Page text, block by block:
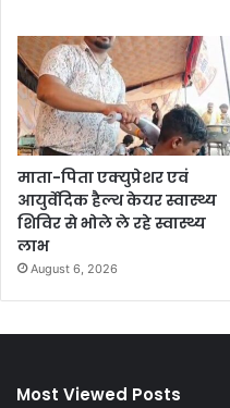
माता-पिता एक्युप्रेशर एवं
आयुर्वेदिक हैल्थ केयर स्वास्थ्य
शिविर से भोले ले रहे स्वास्थ्य
लाभ
August 6, 2026
Most Viewed Posts